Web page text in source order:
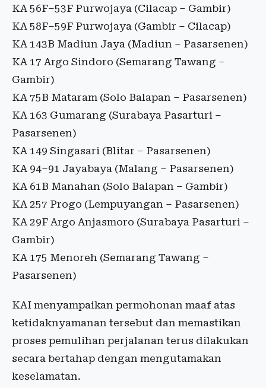
KA 56F–53F Purwojaya (Cilacap – Gambir)
KA 58F–59F Purwojaya (Gambir – Cilacap)
KA 143B Madiun Jaya (Madiun – Pasarsenen)
KA 17 Argo Sindoro (Semarang Tawang –
Gambir)
KA 75B Mataram (Solo Balapan – Pasarsenen)
KA 163 Gumarang (Surabaya Pasarturi –
Pasarsenen)
KA 149 Singasari (Blitar – Pasarsenen)
KA 94–91 Jayabaya (Malang – Pasarsenen)
KA 61B Manahan (Solo Balapan – Gambir)
KA 257 Progo (Lempuyangan – Pasarsenen)
KA 29F Argo Anjasmoro (Surabaya Pasarturi –
Gambir)
KA 175 Menoreh (Semarang Tawang –
Pasarsenen)
KAI menyampaikan permohonan maaf atas
ketidaknyamanan tersebut dan memastikan
proses pemulihan perjalanan terus dilakukan
secara bertahap dengan mengutamakan
keselamatan.